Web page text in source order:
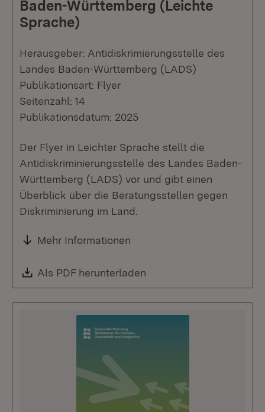
Baden-Württemberg (Leichte
Sprache)
Herausgeber: Antidiskrimierungsstelle des
Landes Baden-Württemberg (LADS)
Publikationsart: Flyer
Seitenzahl: 14
Publikationsdatum: 2025
Der Flyer in Leichter Sprache stellt die
Antidiskriminierungsstelle des Landes Baden-
Württemberg (LADS) vor und gibt einen
Überblick über die Beratungsstellen gegen
Diskriminierung im Land.
Mehr Informationen
Download:
Als PDF herunterladen